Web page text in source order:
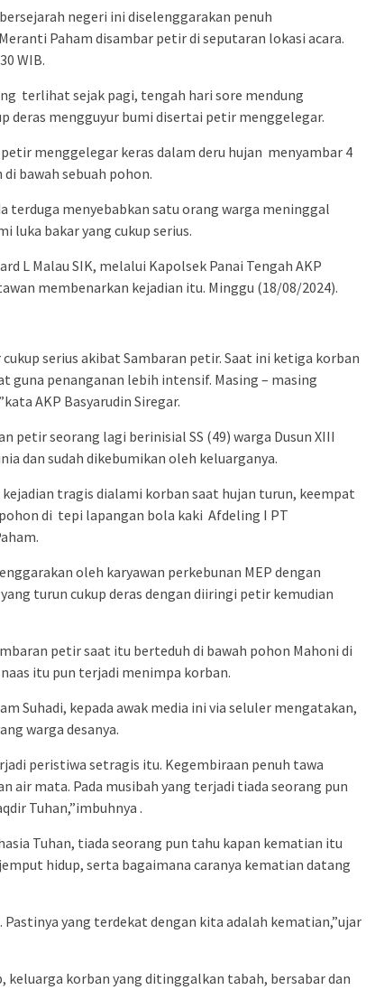
negeri ini diselenggarakan penuh
Paham disambar petir di seputaran lokasi acara.
WIB.
terlihat sejak pagi, tengah hari sore mendung
deras mengguyur bumi disertai petir menggelegar.
menggelegar keras dalam deru hujan menyambar 4
bawah sebuah pohon.
terduga menyebabkan satu orang warga meninggal
luka bakar yang cukup serius.
L Malau SIK, melalui Kapolsek Panai Tengah AKP
membenarkan kejadian itu. Minggu (18/08/2024).
serius akibat Sambaran petir. Saat ini ketiga korban
guna penanganan lebih intensif. Masing – masing
AKP Basyarudin Siregar.
petir seorang lagi berinisial SS (49) warga Dusun XIII
dan sudah dikebumikan oleh keluarganya.
tragis dialami korban saat hujan turun, keempat
di tepi lapangan bola kaki Afdeling I PT
oleh karyawan perkebunan MEP dengan
turun cukup deras dengan diiringi petir kemudian
petir saat itu berteduh di bawah pohon Mahoni di
itu pun terjadi menimpa korban.
Suhadi, kepada awak media ini via seluler mengatakan,
warga desanya.
peristiwa setragis itu. Kegembiraan penuh tawa
air mata. Pada musibah yang terjadi tiada seorang pun
Tuhan,”imbuhnya .
Tuhan, tiada seorang pun tahu kapan kematian itu
hidup, serta bagaimana caranya kematian datang
Pastinya yang terdekat dengan kita adalah kematian,”ujar
keluarga korban yang ditinggalkan tabah, bersabar dan